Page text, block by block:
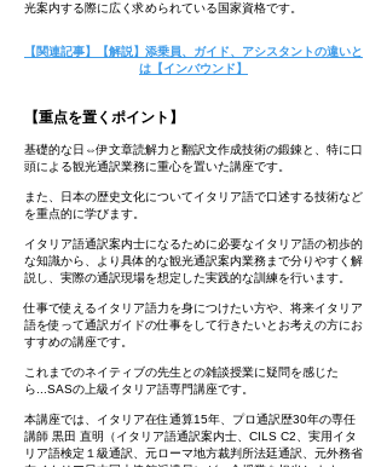
光案内する際に広く求められている国家資格です。
【関連記事】【解説】添乗員、ガイド、アシスタントの違いと
は【インバウンド】
【重点を置くポイント】
基礎的な日⇔伊文章読解力と翻訳文作成技術の鍛錬と、特に口
頭による観光通訳業務に重心を置いた講座です。
また、日本の歴史文化についてイタリア語で口述する技術など
を重点的に学びます。
イタリア語通訳案内士になるために必要なイタリア語の初歩的
な知識から、より具体的な観光通訳案内業務まで分りやすく解
説し、実際の通訳現場を想定した実践的な訓練を行います。
仕事で使えるイタリア語力を身につけたい方や、将来イタリア
語を使って通訳ガイドの仕事をして行きたいとお考えの方にお
すすめの講座です。
これまでのネイティブの先生との雑談授業に疑問を感じた
ら...SASの上級イタリア語専門講座です。
本講座では、イタリア在住通算15年、プロ通訳歴30年の専任
講師 黒田 直明（イタリア語通訳案内士、CILS C2、実用イタ
リア語検定１級通訳、元ローマ地方裁判所法廷通訳、元外務省